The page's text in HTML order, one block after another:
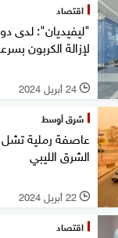
اقتصاد
"ليفيديان": لدى
لإزالة الكربون
l 24 أبريل 2024
شرق أوسط
عاصفة رملية تشل
الشرق الليبي
l 22 أبريل 2024
اقتصاد